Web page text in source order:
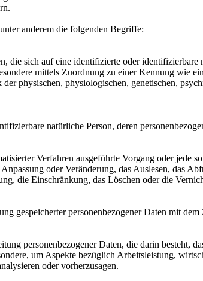
anderem die folgenden Begriffe:
die sich auf eine identifizierte oder
mittels Zuordnung zu einer Kennung wie
physischen, physiologischen, genetischen,
natürliche Person, deren
Verfahren ausgeführte Vorgang oder jede
oder Veränderung, das Auslesen, das
die Einschränkung, das Löschen oder die
gespeicherter personenbezogener Daten mit
personenbezogener Daten, die darin besteht,
um Aspekte bezüglich Arbeitsleistung,
oder vorherzusagen.